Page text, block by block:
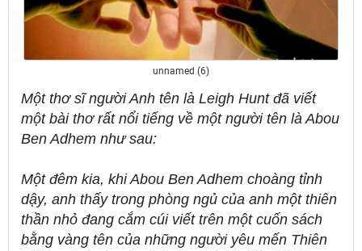
unnamed (6)
Một thơ sĩ người Anh tên là Leigh Hunt đã viết
một bài thơ rất nổi tiếng về một người tên là Abou
Ben Adhem như sau:
Một đêm kia, khi Abou Ben Adhem choàng tỉnh
dậy, anh thấy trong phòng ngủ của anh một thiên
thần nhỏ đang cắm cúi viết trên một cuốn sách
bằng vàng tên của những người yêu mến Thiên